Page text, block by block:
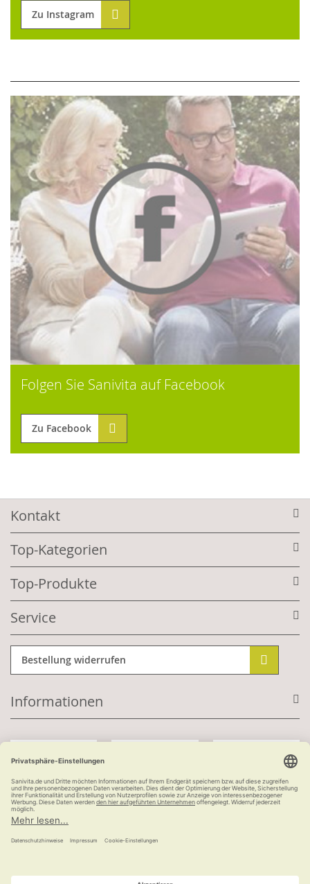
Zu Instagram
Folgen Sie Sanivita auf Facebook
Zu Facebook
Kontakt
Top-Kategorien
Top-Produkte
Service
Bestellung widerrufen
Informationen
Kauf auf Rechnung